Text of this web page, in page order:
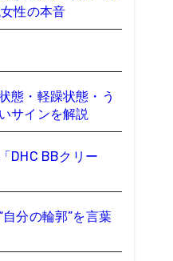
性の本音
態・軽躁状態・う
サインを解説
DHC BBクリー
分の輪郭”を言葉